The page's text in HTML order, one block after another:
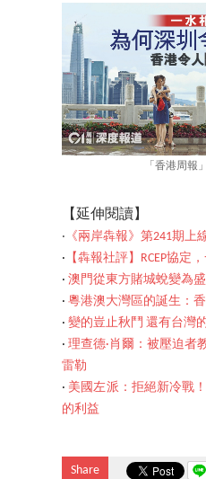
「香港周報
【延伸閱讀】
‧ 《兩岸犇報》第241期上
‧ 【犇報社評】RCEP協定
‧ 澳門從東方賭城蛻變為
‧ 粵港澳大灣區的誕生：
‧ 變的豈止秋鬥 還有台灣
‧理查德·肖爾：被壓迫
雷勒
‧ 美國左派：拒絕新冷戰
的利益
Share